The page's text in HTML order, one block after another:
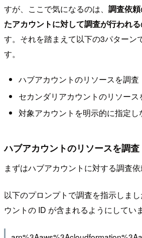
すが、ここで気になるのは、 調査依
たアカウントに対して調査が行われる
す。それを踏まえて以下の3パターン
す。
ハブアカウントのリソースを調査
セカンダリアカウントのリソース
対象アカウントを明示的に指定し
ハブアカウントのリソースを調査
まずはハブアカウントに対する調査依
以下のプロンプトで調査を指示しま
ウントの ID が含まれるようにしていま